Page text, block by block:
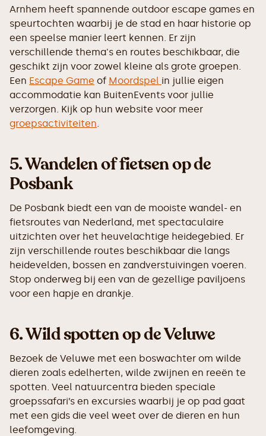
Arnhem heeft spannende outdoor escape games en
speurtochten waarbij je de stad en haar historie op
een speelse manier leert kennen. Er zijn
verschillende thema's en routes beschikbaar, die
geschikt zijn voor zowel kleine als grote groepen.
Een Escape Game of Moordspel in jullie eigen
accommodatie kan BuitenEvents voor jullie
verzorgen. Kijk op hun website voor meer
groepsactiviteiten.
5.Wandelen of fietsen op de
Posbank
De Posbank biedt een van de mooiste wandel- en
fietsroutes van Nederland, met spectaculaire
uitzichten over het heuvelachtige heidegebied. Er
zijn verschillende routes beschikbaar die langs
heidevelden, bossen en zandverstuivingen voeren.
Stop onderweg bij een van de gezellige paviljoens
voor een hapje en drankje.
6.Wild spotten op de Veluwe
Bezoek de Veluwe met een boswachter om wilde
dieren zoals edelherten, wilde zwijnen en reeën te
spotten. Veel natuurcentra bieden speciale
groepssafari’s en excursies waarbij je op pad gaat
met een gids die veel weet over de dieren en hun
leefomgeving.